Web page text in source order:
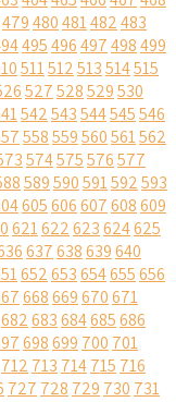
479480481482483
495496497498499
511512513514515
527528529530
542543544545546
558559560561562
574575576577
589590591592593
605606607608609
621622623624625
637638639640
652653654655656
668669670671
682683684685686
698699 700 701
712 713 714715 716
727 728 729 730 731